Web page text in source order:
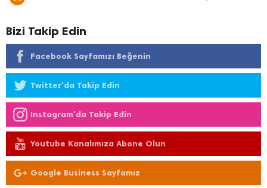
Bizi Takip Edin
Facebook Sayfamızı Beğenin
Twitter'da Takip Edin
Instagram'da Takip Edin
Youtube Kanalımıza Abone Olun
Google Business Sayfamız